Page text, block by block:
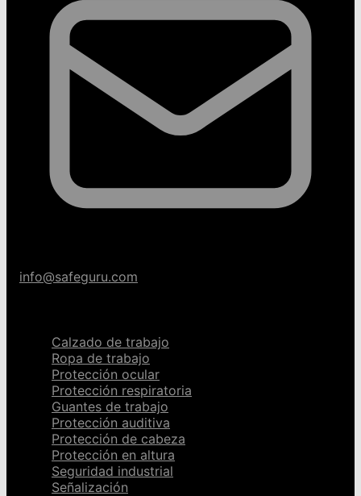
info@safeguru.com
Calzado de trabajo
Ropa de trabajo
Protección ocular
Protección respiratoria
Guantes de trabajo
Protección auditiva
Protección de cabeza
Protección en altura
Seguridad industrial
Señalización